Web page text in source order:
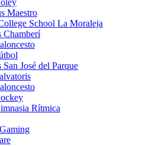
Maestro
School La Moraleja
Chamberí
San José del Parque
Rítmica